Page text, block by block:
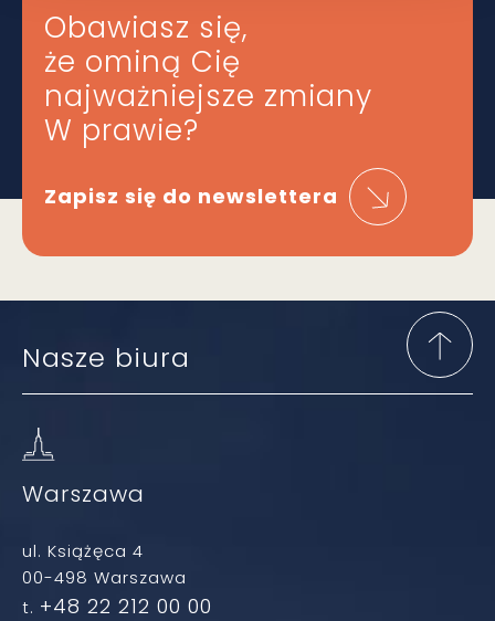
Obawiasz się,
że ominą Cię
najważniejsze zmiany
W prawie?
Zapisz się do newslettera
Nasze biura
Warszawa
ul. Książęca 4
00-498 Warszawa
t. +48 22 212 00 00